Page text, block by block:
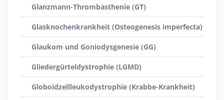
Glanzmann-Thrombasthenie (GT)
Glasknochenkrankheit (Osteogenesis imperfecta)
Glaukom und Goniodysgenesie (GG)
Gliedergürteldystrophie (LGMD)
Globoidzellleukodystrophie (Krabbe-Krankheit)